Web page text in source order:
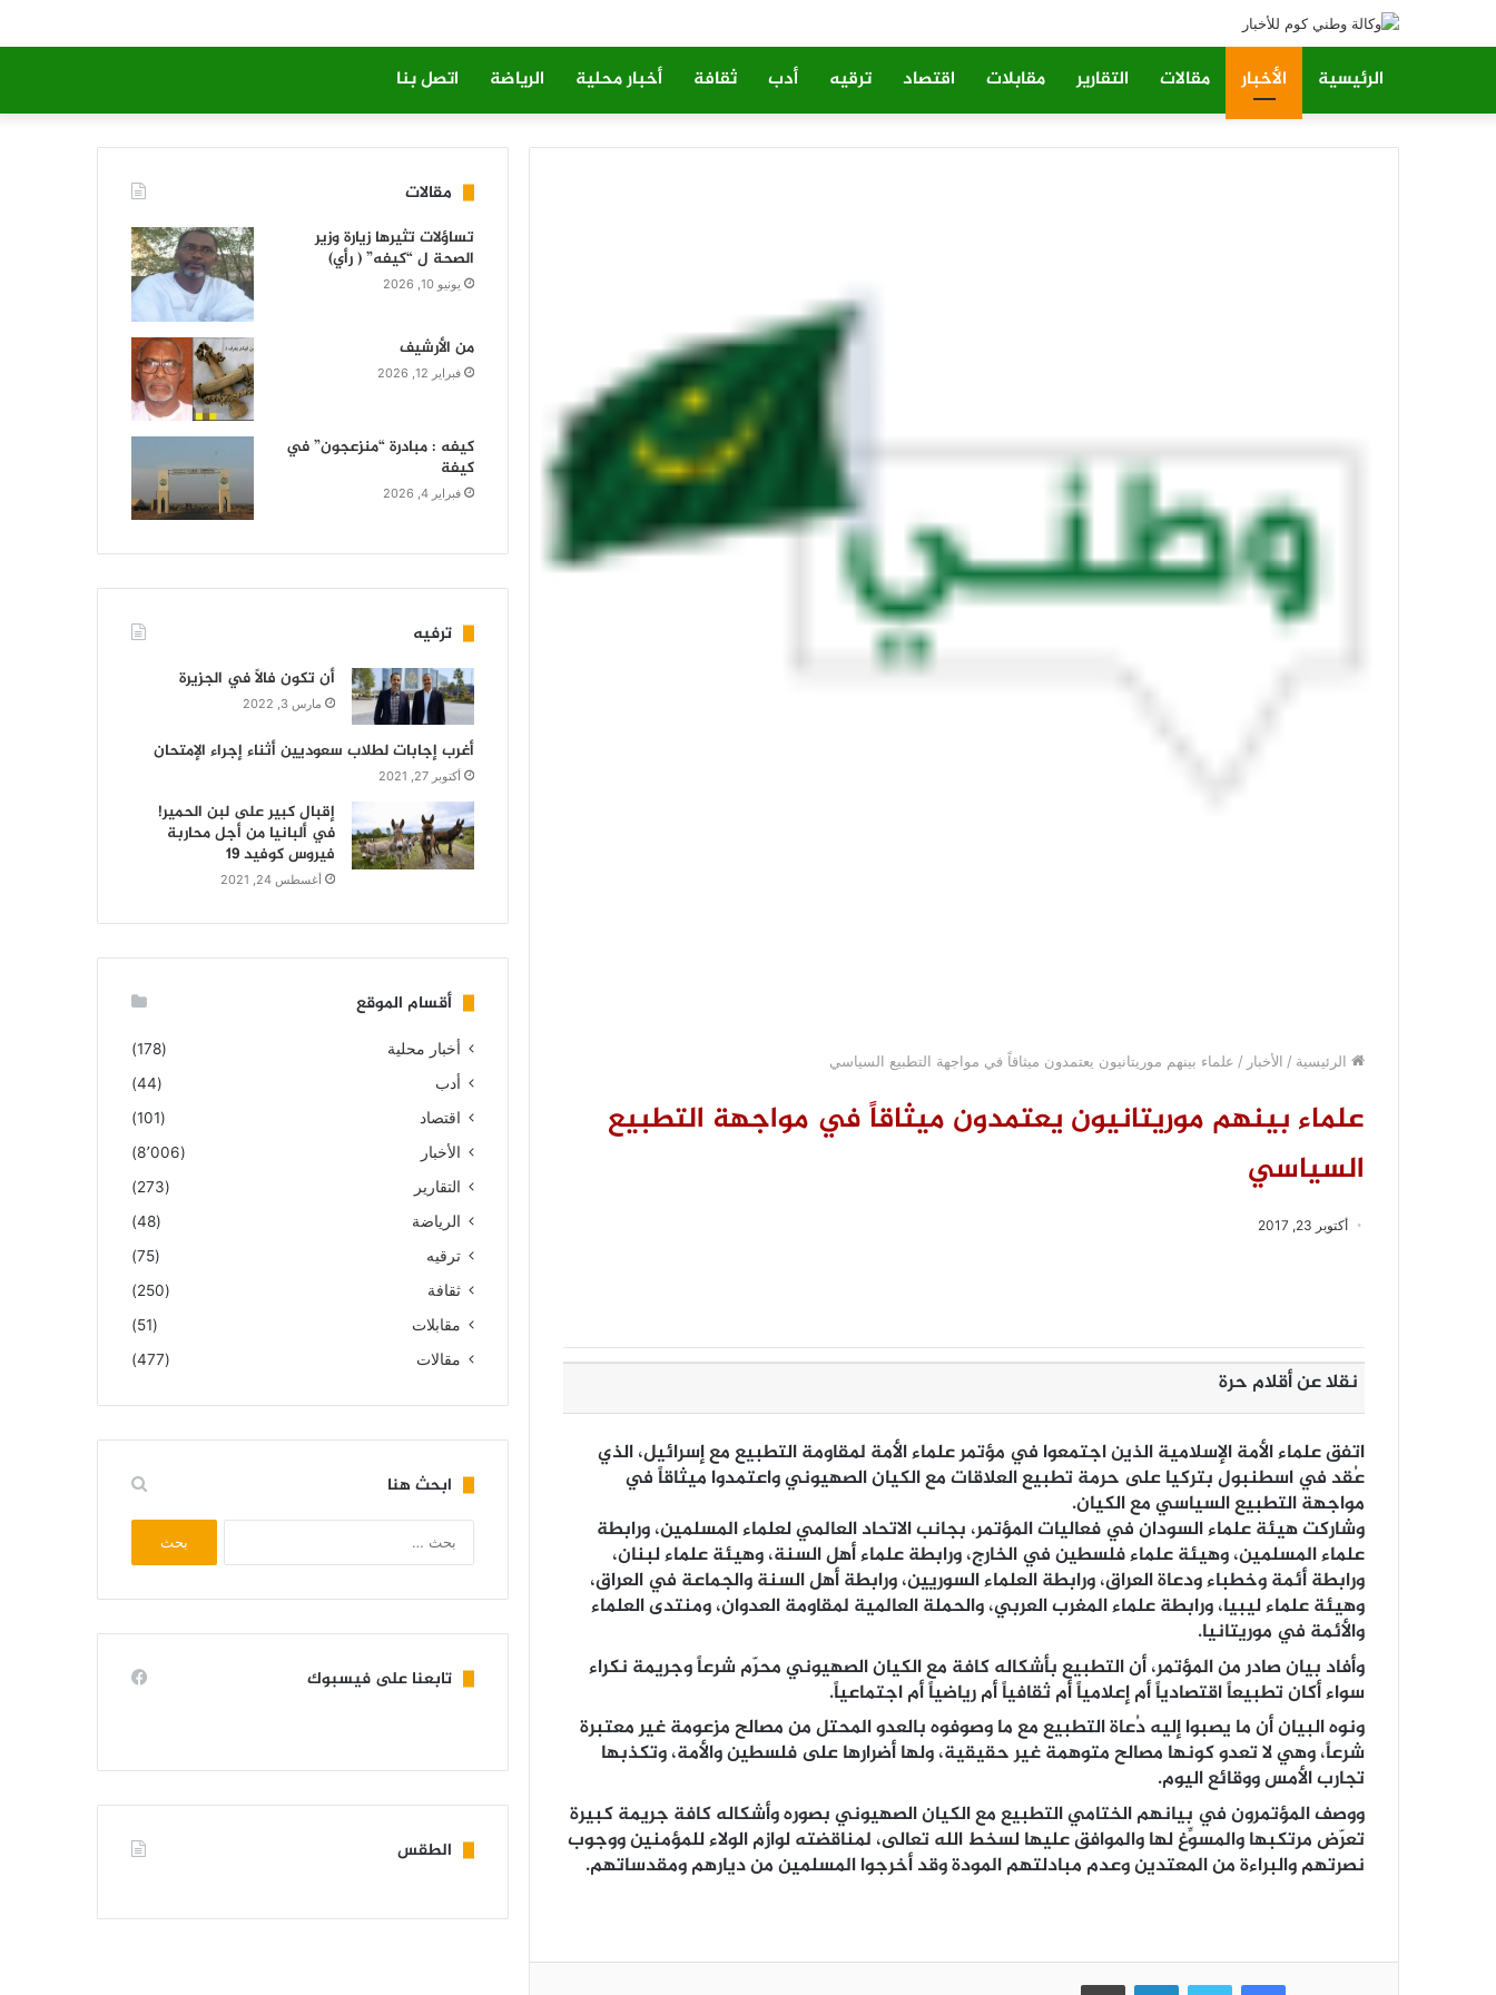
الرئيسية الأخبار مقالات التقارير مقابلات اقتصاد ترقيه أدب ثقافة أخبار محلية الرياضة اتصل بنا
الرئيسية / الأخبار / علماء بينهم موريتانيون يعتمدون ميثاقاً في مواجهة التطبيع السياسي
علماء بينهم موريتانيون يعتمدون ميثاقاً في مواجهة التطبيع
السياسي
أكتوبر 23, 2017
نقلا عن أقلام حرة
اتفق علماء الأمة الإسلامية الذين اجتمعوا في مؤتمر علماء الأمة لمقاومة التطبيع مع إسرائيل، الذي
عُقد في اسطنبول بتركيا على حرمة تطبيع العلاقات مع الكيان الصهيوني واعتمدوا ميثاقاً في
مواجهة التطبيع السياسي مع الكيان.
وشاركت هيئة علماء السودان في فعاليات المؤتمر، بجانب الاتحاد العالمي لعلماء المسلمين، ورابطة
علماء المسلمين، وهيئة علماء فلسطين في الخارج، ورابطة علماء أهل السنة، وهيئة علماء لبنان،
ورابطة أئمة وخطباء ودعاة العراق، ورابطة العلماء السوريين، ورابطة أهل السنة والجماعة في العراق،
وهيئة علماء ليبيا، ورابطة علماء المغرب العربي، والحملة العالمية لمقاومة العدوان، ومنتدى العلماء
والأئمة في موريتانيا.
وأفاد بيان صادر من المؤتمر، أن التطبيع بأشكاله كافة مع الكيان الصهيوني محرّم شرعاً وجريمة نكراء
سواء أكان تطبيعاً اقتصادياً أم إعلامياً أم ثقافياً أم رياضياً أم اجتماعياً.
ونوه البيان أن ما يصبوا إليه دُعاة التطبيع مع ما وصوفوه بالعدو المحتل من مصالح مزعومة غير معتبرة
شرعاً، وهي لا تعدو كونها مصالح متوهمة غير حقيقية، ولها أضرارها على فلسطين والأمة، وتكذبها
تجارب الأمس ووقائع اليوم.
ووصف المؤتمرون في بيانهم الختامي التطبيع مع الكيان الصهيوني بصوره وأشكاله كافة جريمة كبيرة
تعرّض مرتكبها والمسوِّغ لها والموافق عليها لسخط الله تعالى، لمناقضته لوازم الولاء للمؤمنين ووجوب
نصرتهم والبراءة من المعتدين وعدم مبادلتهم المودة وقد أخرجوا المسلمين من ديارهم ومقدساتهم.
فيسبوك تويتر لينكدإن طباعة
مقالات
تساؤلات تثيرها زيارة وزير
الصحة ل “كيفه” ( رأي)
يونيو 10, 2026
من الأرشيف
فبراير 12, 2026
كيفه : مبادرة “منزعجون” في
كيفة
فبراير 4, 2026
ترفيه
أن تكون فالاً في الجزيرة
مارس 3, 2022
أغرب إجابات لطلاب سعوديين أثناء إجراء الإمتحان
أكتوبر 27, 2021
إقبال كبير على لبن الحمير!
في ألبانيا من أجل محاربة
فيروس كوفيد 19
أغسطس 24, 2021
أقسام الموقع
أخبار محلية
(178)
أدب
(44)
اقتصاد
(101)
الأخبار
(8٬006)
التقارير
(273)
الرياضة
(48)
ترقيه
(75)
ثقافة
(250)
مقابلات
(51)
مقالات
(477)
ابحث هنا
تابعنا على فيسبوك
الطقس